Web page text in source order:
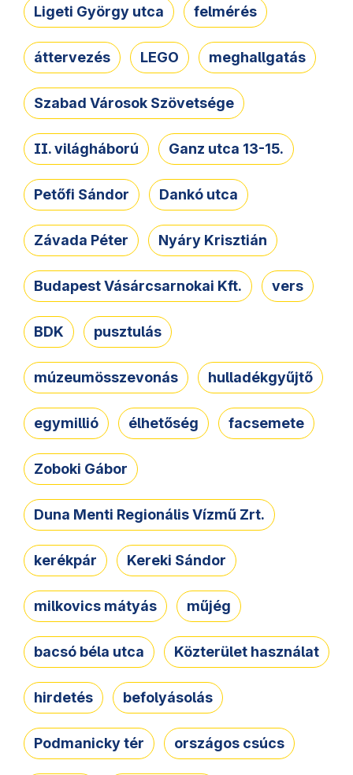
Ligeti György utca felmérés
áttervezés LEGO meghallgatás
Szabad Városok Szövetsége
II. világháború Ganz utca 13-15.
Petőfi Sándor Dankó utca
Závada Péter Nyáry Krisztián
Budapest Vásárcsarnokai Kft. vers
BDK pusztulás
múzeumösszevonás hulladékgyűjtő
egymillió élhetőség facsemete
Zoboki Gábor
Duna Menti Regionális Vízmű Zrt.
kerékpár Kereki Sándor
milkovics mátyás műjég
bacsó béla utca Közterület használat
hirdetés befolyásolás
Podmanicky tér országos csúcs